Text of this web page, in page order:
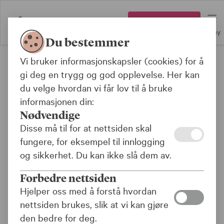
Meny
Apple Pay
Vilkår og betingelser
for bruk av Apple Pay
med betalingskort fra
KLP Banken
Innledning
Disse vilkårene gjelder når du registrerer og
Du bestemmer
Vi bruker informasjonskapsler (cookies) for å
gi deg en trygg og god opplevelse. Her kan
du velge hvordan vi får lov til å bruke
informasjonen din:
Nødvendige
Disse må til for at nettsiden skal
fungere, for eksempel til innlogging
og sikkerhet. Du kan ikke slå dem av.
Forbedre nettsiden
Hjelper oss med å forstå hvordan
nettsiden brukes, slik at vi kan gjøre
den bedre for deg.